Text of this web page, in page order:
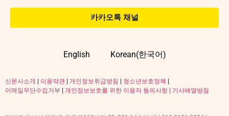
카카오톡 채널
English Korean(한국어)
신문사소개 이용약관 개인정보취급방침 청소년보호정책
이메일무단수집거부
개인정보보호를 위한 이용자 동의사항 | 기사배열방침